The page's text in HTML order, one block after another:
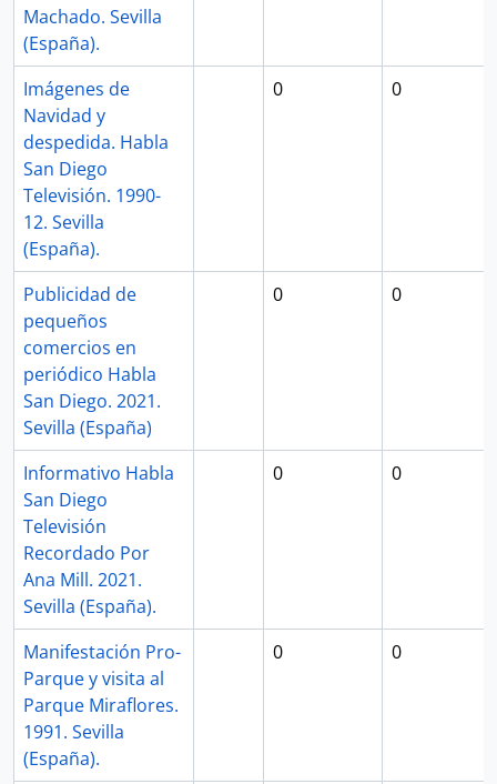
Machado. Sevilla
(España).
Imágenes de
Navidad y
despedida. Habla
San Diego
Televisión. 1990-
12. Sevilla
(España).
0 0
Publicidad de
pequeños
comercios en
periódico Habla
San Diego. 2021.
Sevilla (España)
0 0
Informativo Habla
San Diego
Televisión
Recordado Por
Ana Mill. 2021.
Sevilla (España).
0 0
Manifestación Pro-
Parque y visita al
Parque Miraflores.
1991. Sevilla
(España).
0 0